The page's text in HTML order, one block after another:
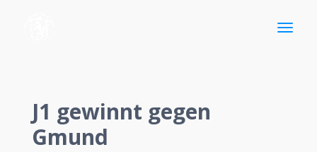
J1 gewinnt gegen
Gmund